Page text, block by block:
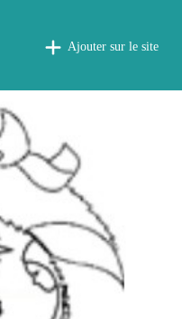
Ajouter sur le site